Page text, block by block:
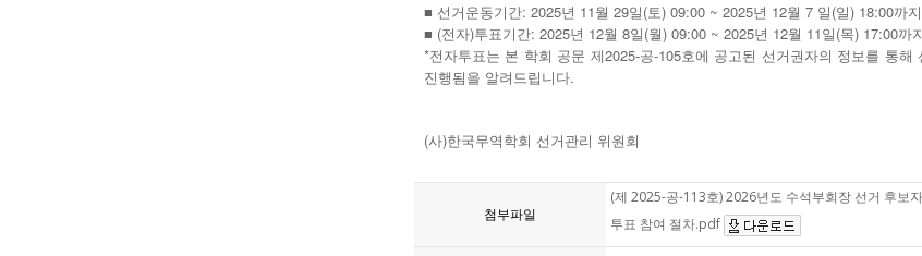
■ 선거운동기간: 2025년 11월 29일(토) 09:00 ~ 2025년 12월 7 일(일) 18:00까지
■ (전자)투표기간: 2025년 12월 8일(월) 09:00 ~ 2025년 12월 11일(목) 17:00까
*전자투표는 본 학회 공문 제2025-공-105호에 공고된 선거권자의 정보를 통해
진행됨을 알려드립니다.
(사)한국무역학회 선거관리 위원회
첨부파일
(제 2025-공-113호) 2026년도 수석부회장 선거 후보
투표 참여 절차.pdf